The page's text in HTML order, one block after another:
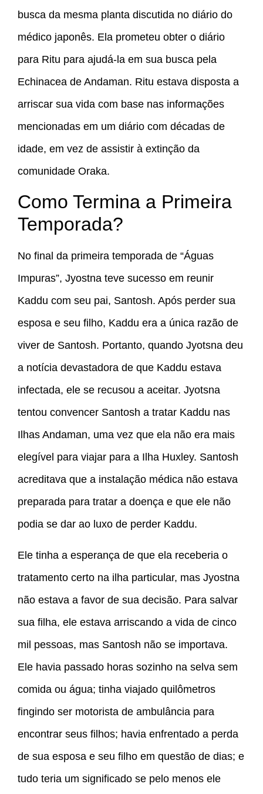
busca da mesma planta discutida no diário do
médico japonês. Ela prometeu obter o diário
para Ritu para ajudá-la em sua busca pela
Echinacea de Andaman. Ritu estava disposta a
arriscar sua vida com base nas informações
mencionadas em um diário com décadas de
idade, em vez de assistir à extinção da
comunidade Oraka.
Como Termina a Primeira
Temporada?
No final da primeira temporada de “Águas
Impuras”, Jyostna teve sucesso em reunir
Kaddu com seu pai, Santosh. Após perder sua
esposa e seu filho, Kaddu era a única razão de
viver de Santosh. Portanto, quando Jyotsna deu
a notícia devastadora de que Kaddu estava
infectada, ele se recusou a aceitar. Jyotsna
tentou convencer Santosh a tratar Kaddu nas
Ilhas Andaman, uma vez que ela não era mais
elegível para viajar para a Ilha Huxley. Santosh
acreditava que a instalação médica não estava
preparada para tratar a doença e que ele não
podia se dar ao luxo de perder Kaddu.
Ele tinha a esperança de que ela receberia o
tratamento certo na ilha particular, mas Jyostna
não estava a favor de sua decisão. Para salvar
sua filha, ele estava arriscando a vida de cinco
mil pessoas, mas Santosh não se importava.
Ele havia passado horas sozinho na selva sem
comida ou água; tinha viajado quilômetros
fingindo ser motorista de ambulância para
encontrar seus filhos; havia enfrentado a perda
de sua esposa e seu filho em questão de dias; e
tudo teria um significado se pelo menos ele